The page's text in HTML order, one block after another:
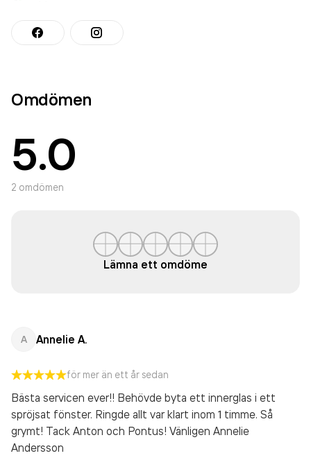
Omdömen
5.0
2 omdömen
Lämna ett omdöme
A Annelie A.
för mer än ett år sedan
Bästa servicen ever!! Behövde byta ett innerglas i ett
spröjsat fönster. Ringde allt var klart inom 1 timme. Så
grymt! Tack Anton och Pontus! Vänligen Annelie
Andersson